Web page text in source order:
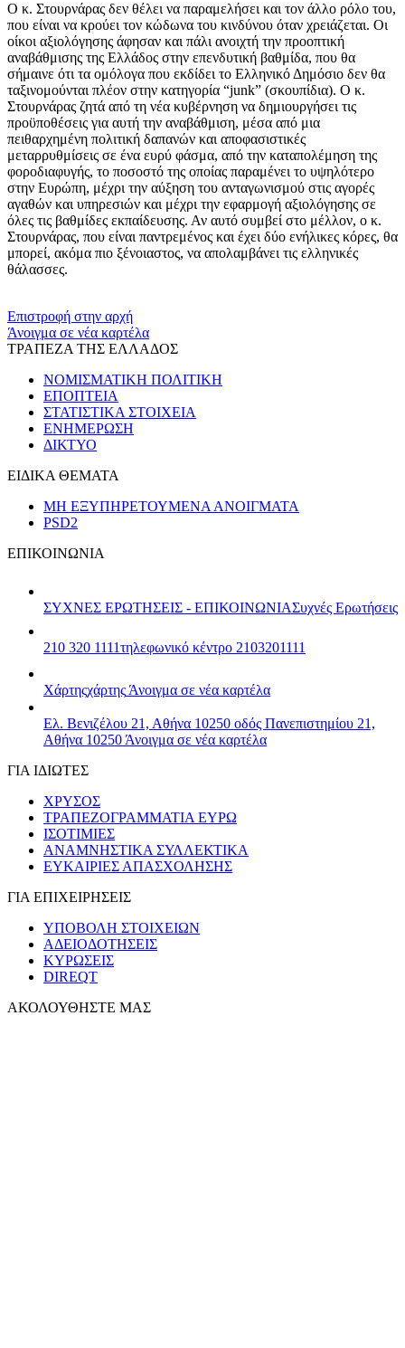
Ο κ. Στουρνάρας δεν θέλει να παραμελήσει και τον άλλο ρόλο του,
που είναι να κρούει τον κώδωνα του κινδύνου όταν χρειάζεται. Οι
οίκοι αξιολόγησης άφησαν και πάλι ανοιχτή την προοπτική
αναβάθμισης της Ελλάδος στην επενδυτική βαθμίδα, που θα
σήμαινε ότι τα ομόλογα που εκδίδει το Ελληνικό Δημόσιο δεν θα
ταξινομούνται πλέον στην κατηγορία “junk” (σκουπίδια). Ο κ.
Στουρνάρας ζητά από τη νέα κυβέρνηση να δημιουργήσει τις
προϋποθέσεις για αυτή την αναβάθμιση, μέσα από μια
πειθαρχημένη πολιτική δαπανών και αποφασιστικές
μεταρρυθμίσεις σε ένα ευρύ φάσμα, από την καταπολέμηση της
φοροδιαφυγής, το ποσοστό της οποίας παραμένει το υψηλότερο
στην Ευρώπη, μέχρι την αύξηση του ανταγωνισμού στις αγορές
αγαθών και υπηρεσιών και μέχρι την εφαρμογή αξιολόγησης σε
όλες τις βαθμίδες εκπαίδευσης. Αν αυτό συμβεί στο μέλλον, ο κ.
Στουρνάρας, που είναι παντρεμένος και έχει δύο ενήλικες κόρες, θα
μπορεί, ακόμα πιο ξένοιαστος, να απολαμβάνει τις ελληνικές
θάλασσες.
Επιστροφή στην αρχή
Άνοιγμα σε νέα καρτέλα
ΤΡΑΠΕΖΑ ΤΗΣ ΕΛΛΑΔΟΣ
ΝΟΜΙΣΜΑΤΙΚΗ ΠΟΛΙΤΙΚΗ
ΕΠΟΠΤΕΙΑ
ΣΤΑΤΙΣΤΙΚΑ ΣΤΟΙΧΕΙΑ
ΕΝΗΜΕΡΩΣΗ
ΔΙΚΤΥΟ
ΕΙΔΙΚΑ ΘΕΜΑΤΑ
ΜΗ ΕΞΥΠΗΡΕΤΟΥΜΕΝΑ ΑΝΟΙΓΜΑΤΑ
PSD2
ΕΠΙΚΟΙΝΩΝΙΑ
ΣΥΧΝΕΣ ΕΡΩΤΗΣΕΙΣ - ΕΠΙΚΟΙΝΩΝΙΑΣυχνές Ερωτήσεις
210 320 1111τηλεφωνικό κέντρο 2103201111
Χάρτηςχάρτης Άνοιγμα σε νέα καρτέλα
Ελ. Βενιζέλου 21, Αθήνα 10250 οδός Πανεπιστημίου 21,
Αθήνα 10250 Άνοιγμα σε νέα καρτέλα
ΓΙΑ ΙΔΙΩΤΕΣ
ΧΡΥΣΟΣ
ΤΡΑΠΕΖΟΓΡΑΜΜΑΤΙΑ ΕΥΡΩ
ΙΣΟΤΙΜΙΕΣ
ΑΝΑΜΝΗΣΤΙΚΑ ΣΥΛΛΕΚΤΙΚΑ
ΕΥΚΑΙΡΙΕΣ ΑΠΑΣΧΟΛΗΣΗΣ
ΓΙΑ ΕΠΙΧΕΙΡΗΣΕΙΣ
ΥΠΟΒΟΛΗ ΣΤΟΙΧΕΙΩΝ
ΑΔΕΙΟΔΟΤΗΣΕΙΣ
ΚΥΡΩΣΕΙΣ
DIREQT
ΑΚΟΛΟΥΘΗΣΤΕ ΜΑΣ